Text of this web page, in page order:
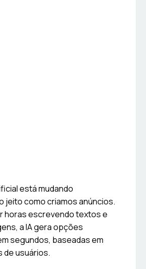
está mudando
jeito como criamos anúncios.
horas escrevendo textos e
a IA gera opções
segundos, baseadas em
de usuários.